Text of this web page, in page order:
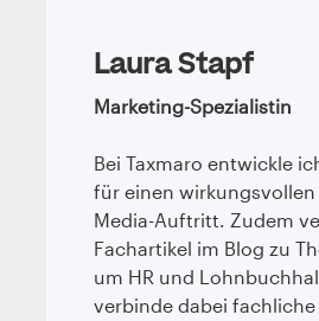
Laura Stapf
Marketing-Spezialistin
Bei Taxmaro entwickle
für einen wirkungsvollen
Media-Auftritt. Zudem
Fachartikel im Blog zu
um HR und
verbinde dabei fachliche